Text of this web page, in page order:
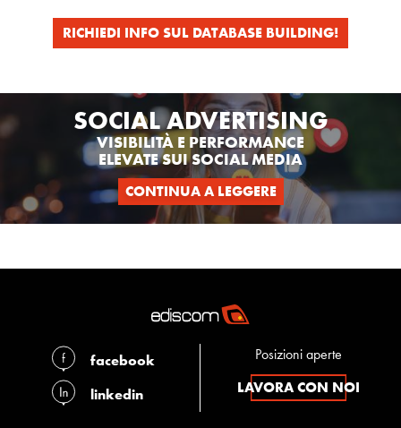
RICHIEDI INFO SUL DATABASE BUILDING!
SOCIAL ADVERTISING
VISIBILITÀ E PERFORMANCE
ELEVATE SUI SOCIAL MEDIA
CONTINUA A LEGGERE
facebook
linkedin
Posizioni aperte
LAVORA CON NOI